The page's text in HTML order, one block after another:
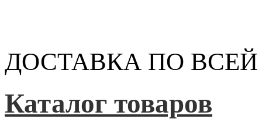
ДОСТАВКА ПО
Каталог товаров